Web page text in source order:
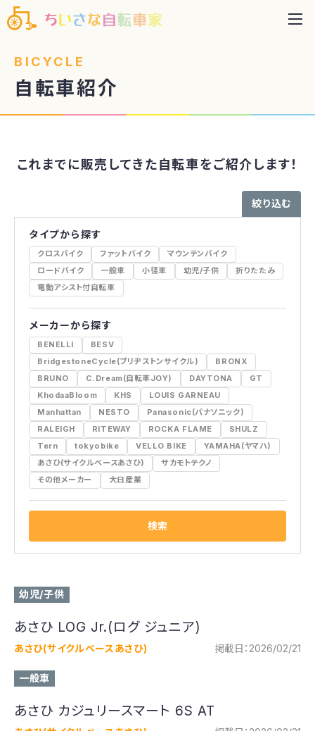
BICYCLE
自転車紹介
これまでに販売してきた自転車をご紹介します！
絞り込む
タイプから探す
クロスバイク ファットバイク
マウンテンバイク
ロードバイク
一般車 小径車 幼児/子供
折りたたみ
電動アシスト付自転車
メーカーから探す
BENELLI
BESV
BridgestoneCycle(ブリヂストンサイクル)
BRONX
BRUNO
C.Dream(自転車JOY) DAYTONA
GT
KhodaaBloom
KHS
LOUIS GARNEAU
Manhattan
NESTO
Panasonic(パナソニック)
RALEIGH
RITEWAY ROCKA FLAME
SHULZ
Tern
tokyobike VELLO BIKE
YAMAHA(ヤマハ)
あさひ(サイクルベースあさひ)
サカモトテクノ
その他メーカー
大日産業
検索
あさひ LOG Jr.(ログ ジュニア)
幼児/子供
あさひ(サイクルベースあさひ) 掲載日：2026/02/21
あさひ カジュリースマート 6S AT
一般車